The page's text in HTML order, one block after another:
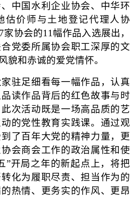
中国水利企业协会、中华环
估价师与土地登记代理人协
协会的11幅作品入选展出，
党委所属协会职工深厚的文
貌和赤诚的爱党情怀。
足细看每一幅作品，认真
读作品背后的红色故事与时
次活动既是一场高品质的艺
的党性教育实践课。通过观
了百年大党的精神力量，更
会商会工作的政治属性和使
”开局之年的新起点上，将把
化为履职尽责、担当作为的
热情、更务实的作风、更昂